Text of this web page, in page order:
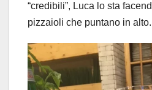
“credibili”, Luca lo sta
pizzaioli che puntano in alto.